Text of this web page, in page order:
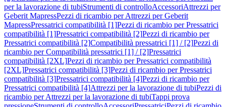
per la lavorazione di tubiStrumenti di controlloAccessoriAttrezzi per
Geberit MapressPezzi di ricambio per Attrezzi per Geberit
MapressPressatrici compatibilità [1]Pezzi di ricambio per Pressatrici
compatibilità [1]Pressatrici compatibilità [2]Pezzi di ricambio per
Pressatrici compatibilità [2]Compatibilità pressatrici [1] / [2]Pezzi di
ricambio per Compatibilità pressatrici [1] / [2]Pressatrici
compatibilità [2XL]Pezzi di ricambio per Pressatrici compatibilità
[2XL]Pressatrici compatibilità [3]Pezzi di ricambio per Pressatrici
compatibilità [3]Pressatrici compatibilità [4]Pezzi di ricambio per
Pressatrici compatibilità [4]Attrezzi per la lavorazione di tubiPezzi di
ricambio per Attrezzi per la lavorazione di tubiTappi prova